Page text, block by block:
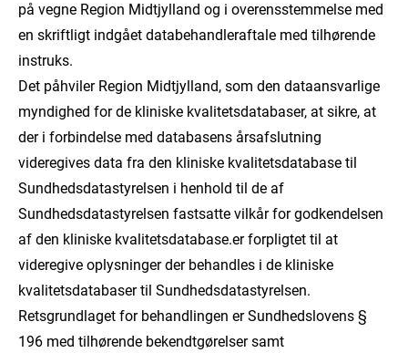
på vegne Region Midtjylland og i overensstemmelse med
en skriftligt indgået databehandleraftale med tilhørende
instruks.
Det påhviler Region Midtjylland, som den dataansvarlige
myndighed for de kliniske kvalitetsdatabaser, at sikre, at
der i forbindelse med databasens årsafslutning
videregives data fra den kliniske kvalitetsdatabase til
Sundhedsdatastyrelsen i henhold til de af
Sundhedsdatastyrelsen fastsatte vilkår for godkendelsen
af den kliniske kvalitetsdatabase.er forpligtet til at
videregive oplysninger der behandles i de kliniske
kvalitetsdatabaser til Sundhedsdatastyrelsen.
Retsgrundlaget for behandlingen er Sundhedslovens §
196 med tilhørende bekendtgørelser samt